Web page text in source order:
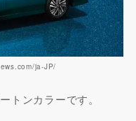
ja-JP/
トンカラーです。